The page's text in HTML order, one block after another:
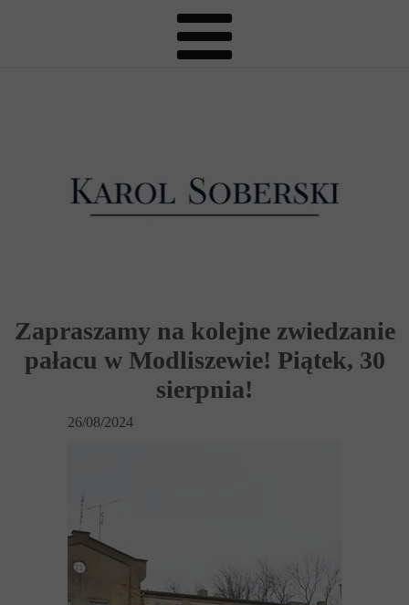
26/08/2024
Zapraszamy na kolejne zwiedzanie
pałacu w Modliszewie! Piątek, 30
sierpnia!